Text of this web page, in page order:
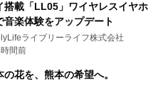
搭載「LL05」ワイヤレスイヤホ
音楽体験をアップデート
ライブリーライフ株式会社
間前
の花を、熊本の希望へ。